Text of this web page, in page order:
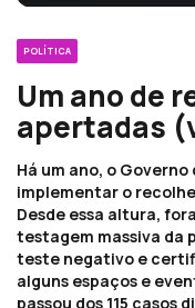
POLÍTICA
Um ano de
apertadas
Há um ano, o
implementar o
Desde essa altura,
testagem massiva da
teste negativo e
alguns espaços e
passou dos 115 casos